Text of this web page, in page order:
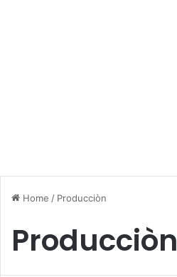
Home / Producciòn
Producciòn